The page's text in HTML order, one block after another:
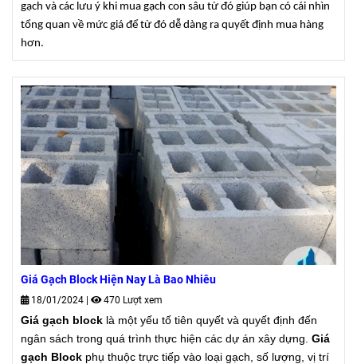
gạch và các lưu ý khi mua gạch con sâu từ đó giúp bạn có cái nhìn
tổng quan về mức giá để từ đó dễ dàng ra quyết định mua hàng
hơn.
Giá Gạch Block Hiện Nay Là Bao Nhiêu
18/01/2024 470 Lượt xem
Giá gạch block là một yếu tố tiên quyết và quyết định đến
ngân sách trong quá trình thực hiện các dự án xây dựng. Giá
gạch Block phụ thuộc trực tiếp vào loại gạch, số lượng, vị trí